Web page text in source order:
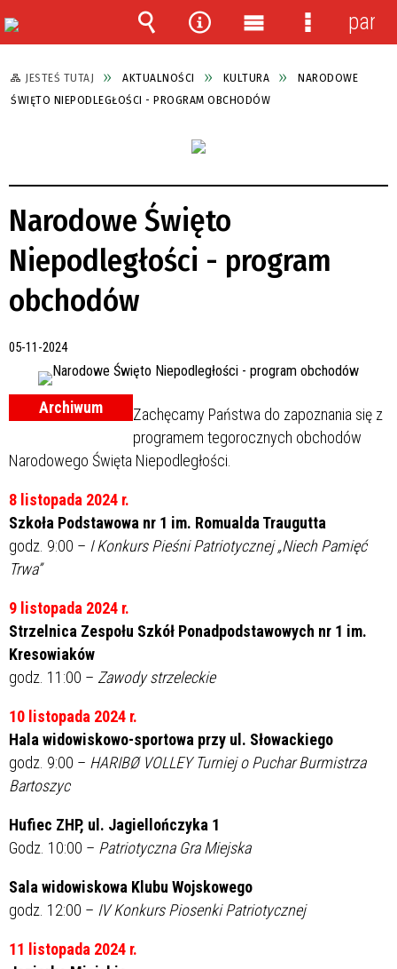
JESTEŚ TUTAJ AKTUALNOŚCI KULTURA
NARODOWE
ŚWIĘTO NIEPODLEGŁOŚCI - PROGRAM OBCHODÓW
Narodowe Święto
Niepodległości - program
obchodów
05-11-2024
Archiwum
Zachęcamy Państwa do zapoznania się z
programem tegorocznych obchodów
Narodowego Święta Niepodległości.
8 listopada 2024 r.
Szkoła Podstawowa nr 1 im. Romualda Traugutta
godz. 9:00 – I Konkurs Pieśni Patriotycznej „Niech Pamięć
Trwa”
9 listopada 2024 r.
Strzelnica Zespołu Szkół Ponadpodstawowych nr 1 im.
Kresowiaków
godz. 11:00 – Zawody strzeleckie
10 listopada 2024 r.
Hala widowiskowo-sportowa przy ul. Słowackiego
godz. 9:00 – HARIBØ VOLLEY Turniej o Puchar Burmistrza
Bartoszyc
Hufiec ZHP, ul. Jagiellończyka 1
Godz. 10:00 – Patriotyczna Gra Miejska
Sala widowiskowa Klubu Wojskowego
godz. 12:00 – IV Konkurs Piosenki Patriotycznej
11 listopada 2024 r.
Wyszukiwarka
Narzędzia
Menu
główne
Menu
panel